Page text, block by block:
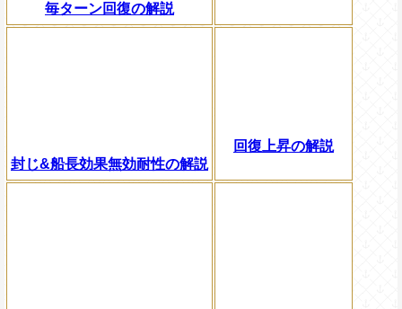
毎ターン回復の解説
封じ&船長効果無効耐性の解説
回復上昇の解説